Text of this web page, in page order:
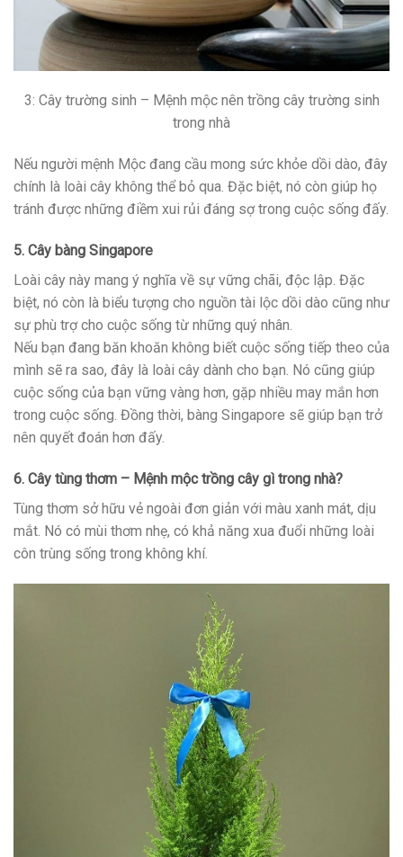
3: Cây trường sinh – Mệnh mộc nên trồng cây trường sinh
trong nhà
Nếu người mệnh Mộc đang cầu mong sức khỏe dồi dào, đây
chính là loài cây không thể bỏ qua. Đặc biệt, nó còn giúp họ
tránh được những điềm xui rủi đáng sợ trong cuộc sống đấy.
5. Cây bàng Singapore
Loài cây này mang ý nghĩa về sự vững chãi, độc lập. Đặc
biệt, nó còn là biểu tượng cho nguồn tài lộc dồi dào cũng như
sự phù trợ cho cuộc sống từ những quý nhân.
Nếu bạn đang băn khoăn không biết cuộc sống tiếp theo của
mình sẽ ra sao, đây là loài cây dành cho bạn. Nó cũng giúp
cuộc sống của bạn vững vàng hơn, gặp nhiều may mắn hơn
trong cuộc sống. Đồng thời, bàng Singapore sẽ giúp bạn trở
nên quyết đoán hơn đấy.
6. Cây tùng thơm – Mệnh mộc trồng cây gì trong nhà?
Tùng thơm sở hữu vẻ ngoài đơn giản với màu xanh mát, dịu
mắt. Nó có mùi thơm nhẹ, có khả năng xua đuổi những loài
côn trùng sống trong không khí.